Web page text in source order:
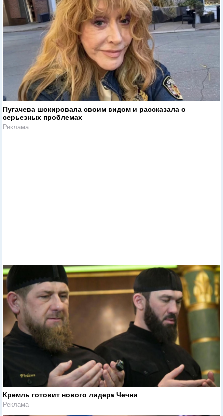
Пугачева шокировала своим видом и рассказала о
серьезных проблемах
Реклама
Кремль готовит нового лидера Чечни
Реклама